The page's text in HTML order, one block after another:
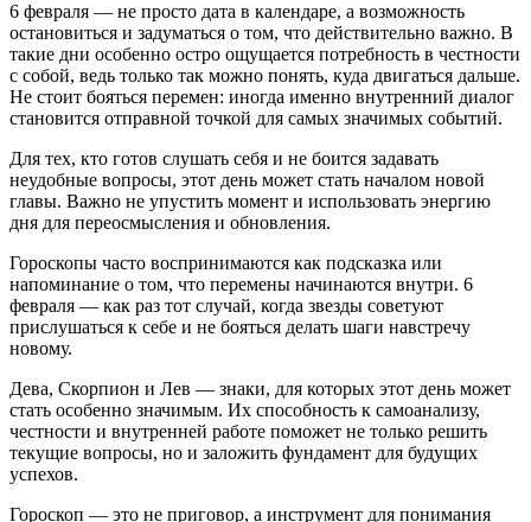
6 февраля — не просто дата в календаре, а возможность
остановиться и задуматься о том, что действительно важно. В
такие дни особенно остро ощущается потребность в честности
с собой, ведь только так можно понять, куда двигаться дальше.
Не стоит бояться перемен: иногда именно внутренний диалог
становится отправной точкой для самых значимых событий.
Для тех, кто готов слушать себя и не боится задавать
неудобные вопросы, этот день может стать началом новой
главы. Важно не упустить момент и использовать энергию
дня для переосмысления и обновления.
Гороскопы часто воспринимаются как подсказка или
напоминание о том, что перемены начинаются внутри. 6
февраля — как раз тот случай, когда звезды советуют
прислушаться к себе и не бояться делать шаги навстречу
новому.
Дева, Скорпион и Лев — знаки, для которых этот день может
стать особенно значимым. Их способность к самоанализу,
честности и внутренней работе поможет не только решить
текущие вопросы, но и заложить фундамент для будущих
успехов.
Гороскоп — это не приговор, а инструмент для понимания